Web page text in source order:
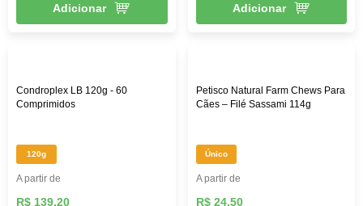
Adicionar Adicionar
Condroplex LB 120g - 60
Comprimidos
120g
A partir de
R$ 139,20
Petisco Natural Farm Chews Para
Cães – Filé Sassami 114g
Único
A partir de
R$ 24,50